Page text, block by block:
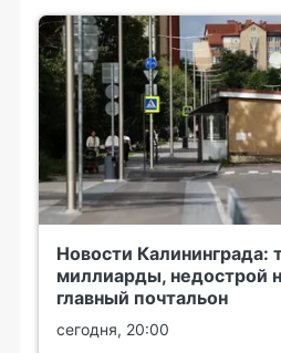
Новости Калининграда:
миллиарды, недострой
главный почтальон
сегодня, 20:00